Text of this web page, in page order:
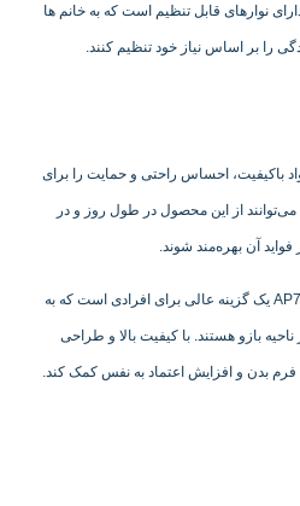
نوارهای قابل تنظیم است که به خانم ها
را بر اساس نیاز خود تنظیم کنند.
باکیفیت، احساس راحتی و حمایت را برای
از این محصول در طول روز و در
آن بهره‌مند شوند.
گن سیلندر بازو زنانه نیروانا مدل AP710 یک گزینه عالی برای افرادی است که به
بازو هستند. با کیفیت بالا و طراحی
فرم بدن و افزایش اعتماد به نفس کمک کند.